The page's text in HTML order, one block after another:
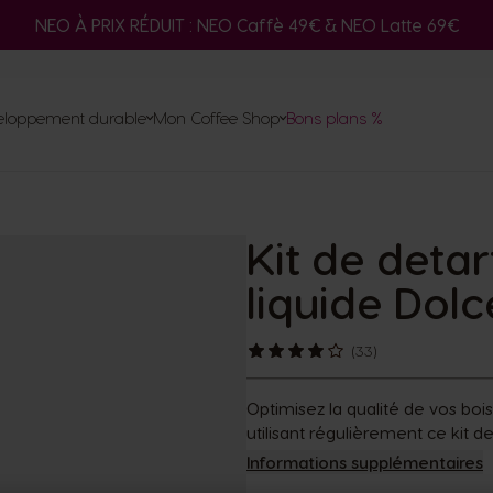
NEO À PRIX RÉDUIT : NEO Caffè 49€ & NEO Latte 69€
Commande rapide
Adaptateur
votre machine NESCAFÉ® Dolce
durable Mon Coffee Shop Bons plans %
Kit de
liquide
(33)
Optimisez la qualité de vos
utilisant régulièrement ce kit
Informations supplémentaires